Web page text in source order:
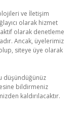
ve İletişim
olarak hizmet
olarak denetleme
Ancak, üyelerimiz
siteye üye olarak
düşündüğünüz
bildirmeniz
kaldırılacaktır.